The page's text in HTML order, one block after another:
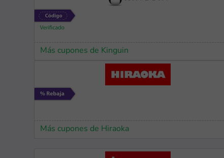
Más cupones de Kinguin
Más cupones de Hiraoka